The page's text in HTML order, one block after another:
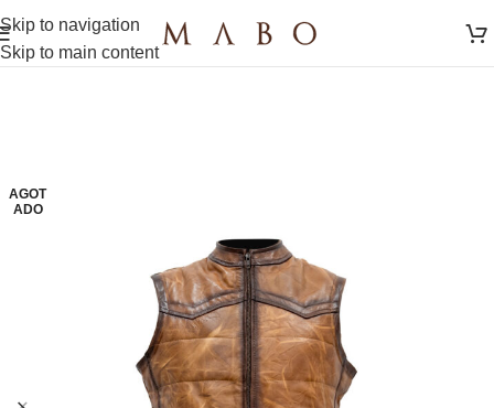
Skip to navigation
Skip to main content
AGOT
ADO